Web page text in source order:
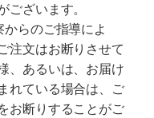
ざいます。
らのご指導によ
注文はお断りさせて
、あるいは、お届け
れている場合は、ご
お断りすることがご